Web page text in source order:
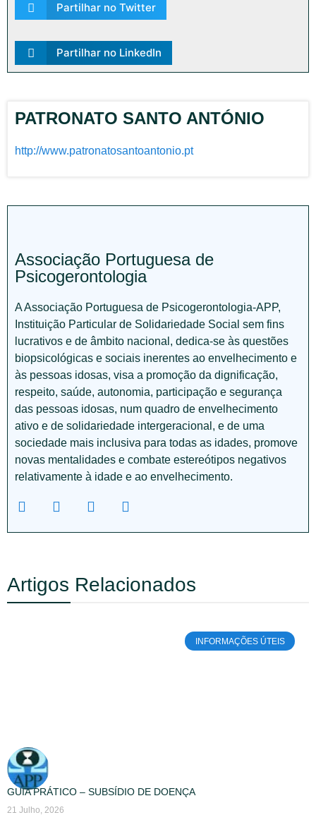
Partilhar no Twitter
Partilhar no LinkedIn
PATRONATO SANTO ANTÓNIO
http://www.patronatosantoantonio.pt
Associação Portuguesa de
Psicogerontologia
A Associação Portuguesa de Psicogerontologia-APP,
Instituição Particular de Solidariedade Social sem fins
lucrativos e de âmbito nacional, dedica-se às questões
biopsicológicas e sociais inerentes ao envelhecimento e
às pessoas idosas, visa a promoção da dignificação,
respeito, saúde, autonomia, participação e segurança
das pessoas idosas, num quadro de envelhecimento
ativo e de solidariedade intergeracional, e de uma
sociedade mais inclusiva para todas as idades, promove
novas mentalidades e combate estereótipos negativos
relativamente à idade e ao envelhecimento.
Artigos Relacionados
INFORMAÇÕES ÚTEIS
GUIA PRÁTICO – SUBSÍDIO DE DOENÇA
21 Julho, 2026